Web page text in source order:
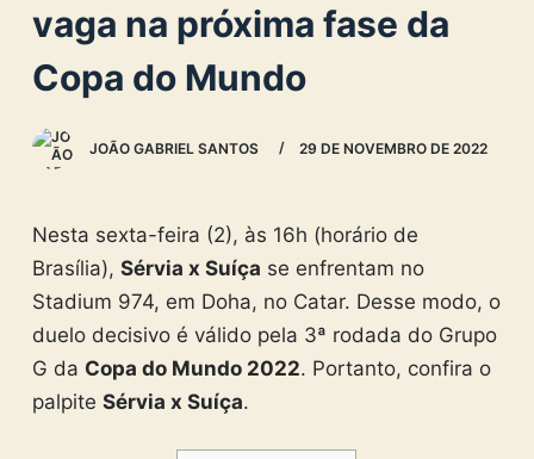
n
e
vaga na próxima fase da
Copa do Mundo
JOÃO GABRIEL SANTOS 29 DE NOVEMBRO DE 2022
Nesta sexta-feira (2), às 16h (horário de
Brasília), Sérvia x Suíça se enfrentam no
Stadium 974, em Doha, no Catar. Desse modo, o
duelo decisivo é válido pela 3ª rodada do Grupo
G da Copa do Mundo 2022. Portanto, confira o
palpite Sérvia x Suíça.